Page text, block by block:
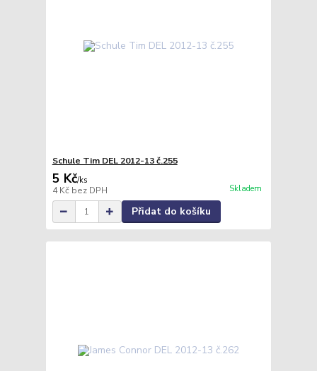
Schule Tim DEL 2012-13 č.255
5 Kč/ks
4 Kč bez DPH Skladem
Přidat do košíku